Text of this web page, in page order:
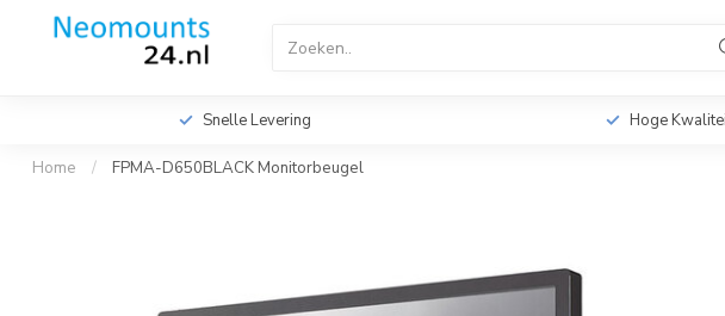
Home TV Beugels
Videowall TV Beugels
Snelle Levering Hoge
Home / FPMA-D650BLACK Monitorbeugel